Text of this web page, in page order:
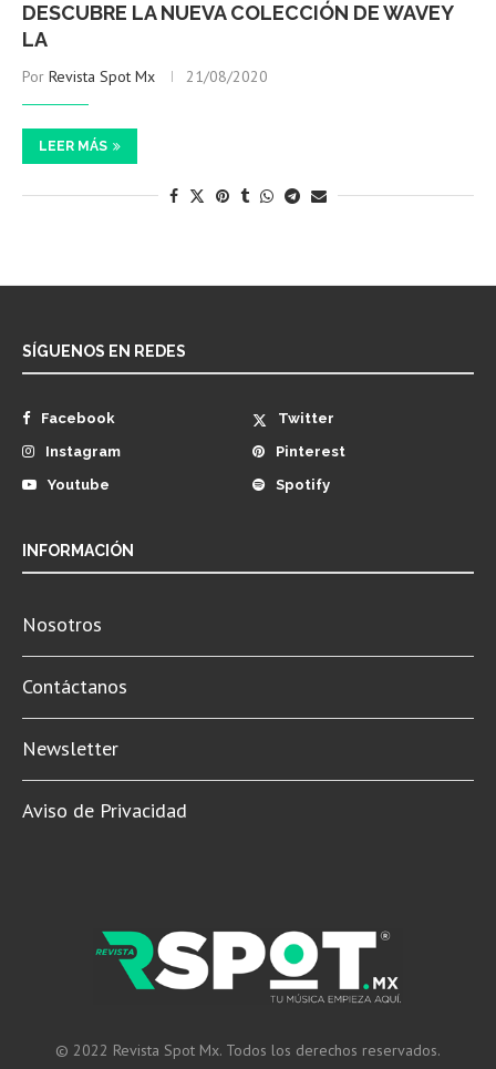
DESCUBRE LA NUEVA COLECCIÓN DE WAVEY
LA
Por Revista Spot Mx 21/08/2020
LEER MÁS
SÍGUENOS EN REDES
Facebook
Twitter
Instagram
Pinterest
Youtube
Spotify
INFORMACIÓN
Nosotros
Contáctanos
Newsletter
Aviso de Privacidad
© 2022 Revista Spot Mx. Todos los derechos reservados.